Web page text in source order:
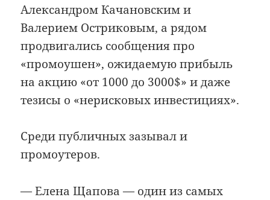
Александром Качановским и
Валерием Остриковым, а рядом
продвигались сообщения про
«промоушен», ожидаемую прибыль
на акцию «от 1000 до 3000$» и даже
тезисы о «нерисковых инвестициях».
Среди публичных зазывал и
промоутеров.
— Елена Щапова — один из самых